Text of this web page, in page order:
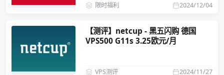
2024/12/04
限时福利
【测评】netcup - 黑五闪购 德国
VPS500 G11s 3.25欧元/月
2024/11/27
VPS测评